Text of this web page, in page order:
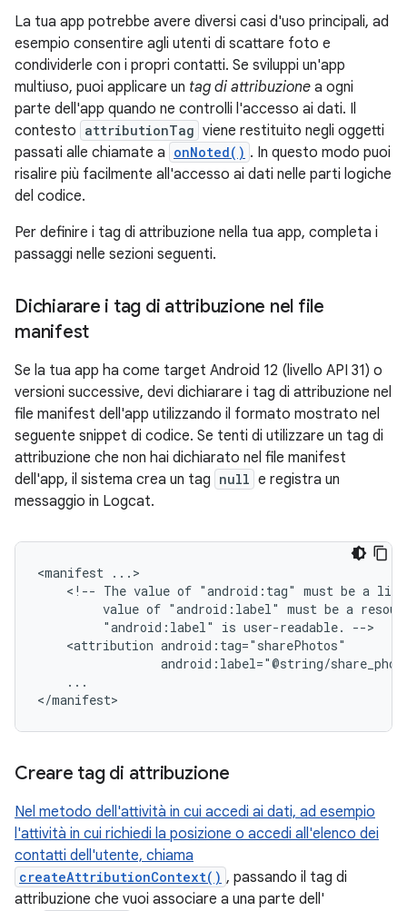
La tua app potrebbe avere diversi casi d'uso principali, ad
esempio consentire agli utenti di scattare foto e
condividerle con i propri contatti. Se sviluppi un'app
multiuso, puoi applicare un tag di attribuzione a ogni
parte dell'app quando ne controlli l'accesso ai dati. Il
contesto attributionTag viene restituito negli oggetti
passati alle chiamate a onNoted() . In questo modo puoi
risalire più facilmente all'accesso ai dati nelle parti logiche
del codice.
Per definire i tag di attribuzione nella tua app, completa i
passaggi nelle sezioni seguenti.
Dichiarare i tag di attribuzione nel file
manifest
Se la tua app ha come target Android 12 (livello API 31) o
versioni successive, devi dichiarare i tag di attribuzione nel
file manifest dell'app utilizzando il formato mostrato nel
seguente snippet di codice. Se tenti di utilizzare un tag di
attribuzione che non hai dichiarato nel file manifest
dell'app, il sistema crea un tag null e registra un
messaggio in Logcat.
<manifest
<!-- The value of "android:tag" must be a
value of "android:label" must be a
"android:label"
is user-readable.
<attribution
android:label="@string/
...
</manifest>
Creare tag di attribuzione
Nel metodo dell'attività in cui accedi ai dati, ad esempio
l'attività in cui richiedi la posizione o accedi all'elenco dei
contatti dell'utente, chiama
createAttributionContext() , passando il tag di
attribuzione che vuoi associare a una parte dell'